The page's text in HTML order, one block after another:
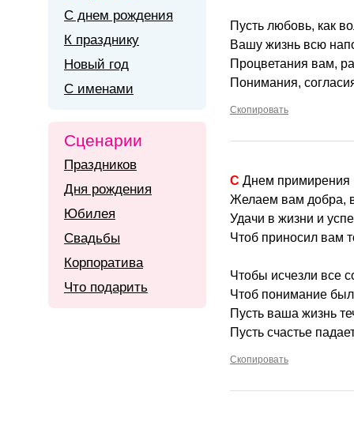
Пусть любовь, как
Вашу жизнь всю
Процветания вам,
Понимания,
Скопировать
С Днем
Желаем вам добра,
Удачи в жизни и
Чтоб приносил вам
Чтобы исчезли все
Чтоб понимание
Пусть ваша жизнь
Пусть счастье
Скопировать
С днем рождения
К празднику
Новый год
С именами
Сценарии
Праздников
Дня рождения
Юбилея
Свадьбы
Корпоратива
Что подарить